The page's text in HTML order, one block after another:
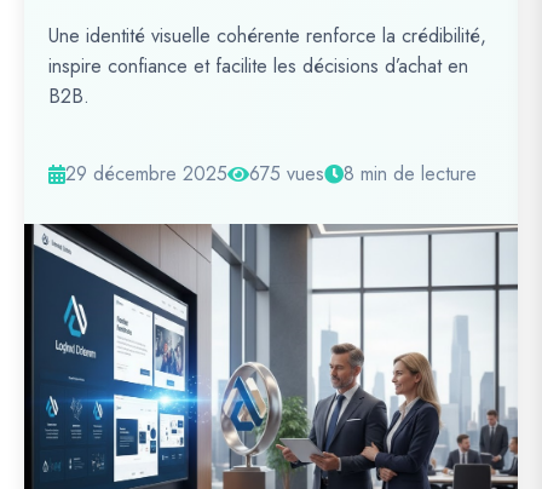
Une identité visuelle cohérente renforce la crédibilité,
inspire confiance et facilite les décisions d’achat en
B2B.
29 décembre 2025 675 vues 8 min de lecture